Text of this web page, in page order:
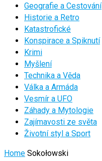
Geografie a Cestování
Historie a Retro
Katastrofické
Konspirace a Spiknutí
Krimi
Myšlení
Technika a Věda
Válka a Armáda
Vesmír a UFO
Záhady a Mytologie
Zajímavosti ze světa
Životní styl a Sport
Home Sokołowski